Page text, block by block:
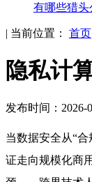
有哪些猎头
| 当前位置： 首页
隐私计
发布时间：2026-
当数据安全从“
证走向规模化商用